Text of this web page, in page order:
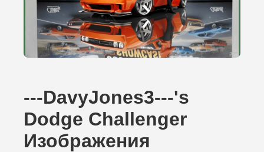
---DavyJones3---'s
Dodge Challenger
Изображения